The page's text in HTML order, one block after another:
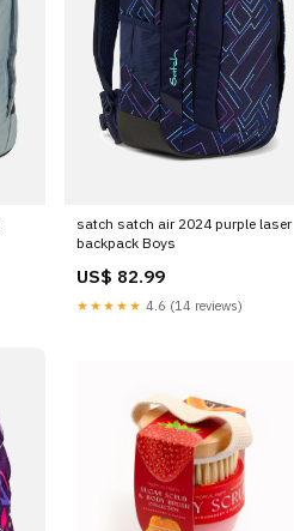
satch satch air 2024 purple laser
backpack Boys
US$ 82.99
★★★★★ 4.6 (14 reviews)